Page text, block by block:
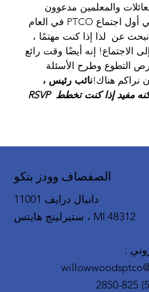
والمعلمين مدعوون
للانضمام إلينا في أول اجتماع PTCO في العام
عن لذا إذا كنت مهتمًا ،
الاجتماع! إنه أيضًا وقت رائع
التطوع وطرح الأسئلة
نراكم هناك!نائب رئيس ،
RSVP ليس مطلوبًا ولكنه مفيد إذا كنت تخطط
الصفصاف وودز بتكو
11001 دانيال درايف
ستيرلينج هايتس ، MI 48312
: